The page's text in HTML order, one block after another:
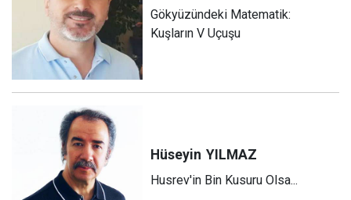
Gökyüzündeki Matematik:
Kuşların V Uçuşu
Hüseyin YILMAZ
Husrev'in Bin Kusuru Olsa...